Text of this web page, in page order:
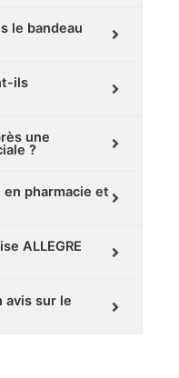
le bandeau
ils
une
?
pharmacie et
ALLEGRE
avis sur le